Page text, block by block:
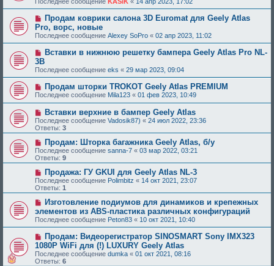
Продам коврики салона 3D Euromat для Geely Atlas
Pro, ворс, новые
Последнее сообщение Alexey SoPro « 02 апр 2023, 11:02
Вставки в нижнюю решетку бампера Geely Atlas Pro NL-
3B
Последнее сообщение eks « 29 мар 2023, 09:04
Продам шторки TROKOT Geely Atlas PREMIUM
Последнее сообщение Mila123 « 01 фев 2023, 10:49
Вставки верхние в бампер Geely Atlas
Последнее сообщение Vadosik87) « 24 июл 2022, 23:36
Ответы: 3
Продам: Шторка багажника Geely Atlas, б/у
Последнее сообщение sanna-7 « 03 мар 2022, 03:21
Ответы: 9
Продажа: ГУ GKUI для Geely Atlas NL-3
Последнее сообщение Polimbitz « 14 окт 2021, 23:07
Ответы: 1
Изготовление подиумов для динамиков и крепежных
элементов из ABS-пластика различных конфигураций
Последнее сообщение Peton83 « 10 окт 2021, 10:40
Продам: Видеорегистратор SINOSMART Sony IMX323
1080P WiFi для (!) LUXURY Geely Atlas
Последнее сообщение dumka « 01 окт 2021, 08:16
Ответы: 6